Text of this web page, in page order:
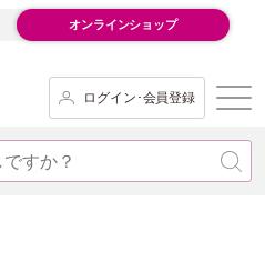
オンラインショップ
ログイン･会員登録